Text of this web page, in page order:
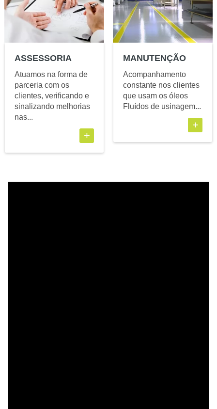
ASSESSORIA
Atuamos na forma de
parceria com os
clientes, verificando e
sinalizando melhorias
nas...
+
MANUTENÇÃO
Acompanhamento
constante nos clientes
que usam os óleos
Fluídos de usinagem...
+